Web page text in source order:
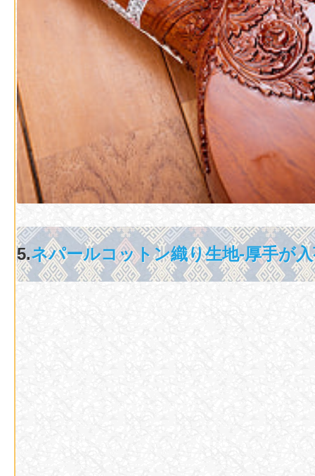
5.ネパールコットン織り生地-厚手が